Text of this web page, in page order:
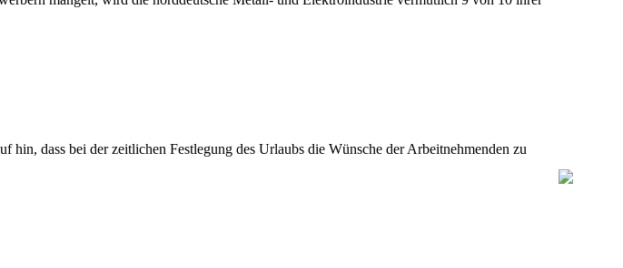
hin, dass bei der zeitlichen Festlegung des Urlaubs die Wünsche der Arbeitnehmenden zu